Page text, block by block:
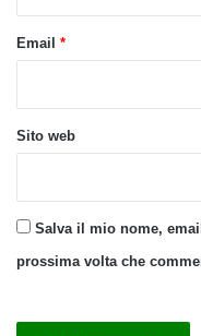
Email *
Sito web
Salva il mio nome,
prossima volta che